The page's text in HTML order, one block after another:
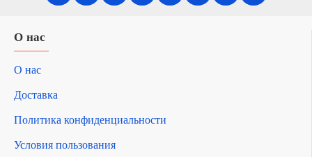
О нас
О нас
Доставка
Политика конфиденциальности
Условия пользования